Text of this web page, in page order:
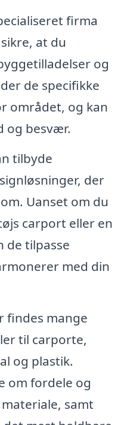
firma
at du
og
de specifikke
området, og kan
og besvær.
tilbyde
der
Uanset om du
carport eller en
de tilpasse
med din
findes mange
til carporte,
og plastik.
om fordele og
samt